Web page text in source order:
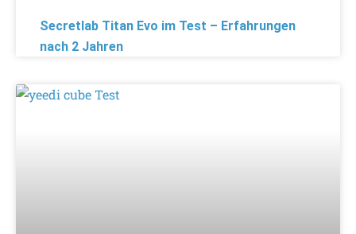
Secretlab Titan Evo im Test – Erfahrungen
nach 2 Jahren